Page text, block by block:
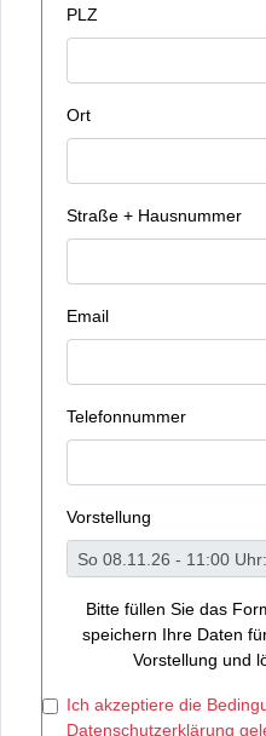
PLZ
Ort
Straße + Hausnummer
Email
Telefonnummer
Vorstellung
Bitte füllen Sie das
speichern Ihre Daten
Vorstellung und
Ich akzeptiere die
Datenschutzerklärung